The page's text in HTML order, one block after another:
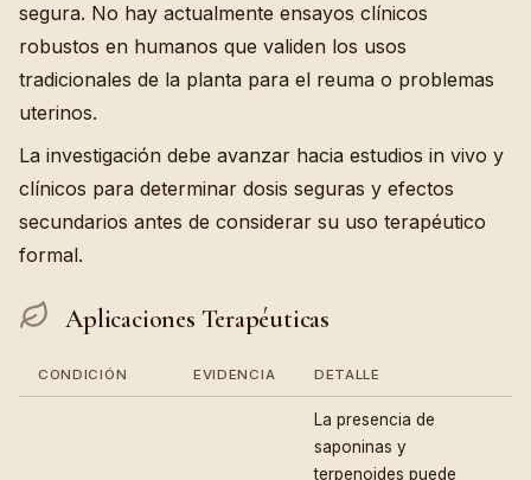
segura. No hay actualmente ensayos clínicos
robustos en humanos que validen los usos
tradicionales de la planta para el reuma o problemas
uterinos.
La investigación debe avanzar hacia estudios in vivo y
clínicos para determinar dosis seguras y efectos
secundarios antes de considerar su uso terapéutico
formal.
Aplicaciones Terapéuticas
CONDICIÓN EVIDENCIA DETALLE
La presencia de
saponinas y
terpenoides puede